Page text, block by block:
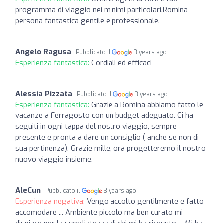
programma di viaggio nei minimi particolari.Romina
persona fantastica gentile e professionale.
Angelo Ragusa Pubblicato il 3 years ago
Esperienza fantastica: Cordiali ed efficaci
Alessia Pizzata Pubblicato il 3 years ago
Esperienza fantastica: Grazie a Romina abbiamo fatto le
vacanze a Ferragosto con un budget adeguato. Ci ha
seguiti in ogni tappa del nostro viaggio, sempre
presente e pronta a dare un consiglio ( anche se non di
sua pertinenza). Grazie mille, ora progetteremo il nostro
nuovo viaggio insieme.
AleCun Pubblicato il 3 years ago
Esperienza negativa: Vengo accolto gentilmente e fatto
accomodare ... Ambiente piccolo ma ben curato mi